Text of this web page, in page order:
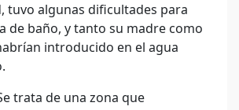
tuvo algunas dificultades para
de baño, y tanto su madre como
introducido en el agua
trata de una zona que